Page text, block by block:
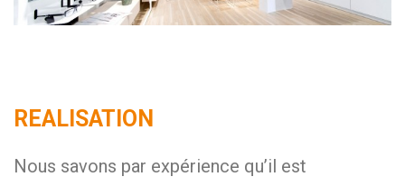
REALISATION
Nous savons par expérience qu’il est